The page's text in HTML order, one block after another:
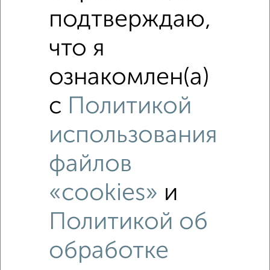
Рядом, с меньшей ценой
Недалеко от Добросельская 184А с ценой ниже
подтверждаю,
что я
ознакомлен(а)
с Политикой
использования
файлов
«cookies» и
Политикой об
обработке